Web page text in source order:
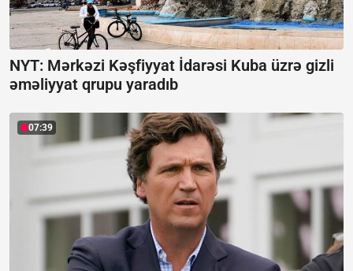
NYT: Mərkəzi Kəşfiyyat İdarəsi Kuba üzrə gizli
əməliyyat qrupu yaradıb
07:39